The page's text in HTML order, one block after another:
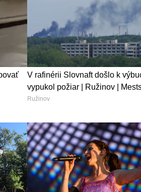
V rafinérii Slovnaft došlo k
vypukol požiar | Ružinov |
Ružinov